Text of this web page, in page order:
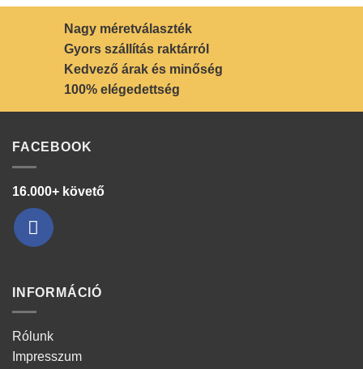
Nagy méretválaszték
Gyors szállítás raktárról
Kedvező árak és minőség
100% elégedettség
FACEBOOK
16.000+ követő
INFORMÁCIÓ
Rólunk
Impresszum